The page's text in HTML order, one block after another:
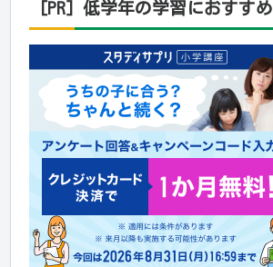
[PR] 低学年の学習におすすめ